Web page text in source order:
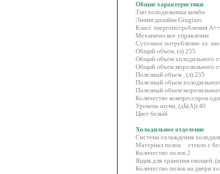
Общие характеристики
Тип холодильника комби
Линия дизайна Giugiaro
Класс энергопотребления A++
Механическое управление
Суточное потребление эл.
Общий объем, (л) 255
Общий объем холодильного
Общий объем морозильного
Полезный объем , (л) 235
Полезный объем
Полезный объем
Количество компрессоров
Уровень шума, (дБ(А)) 40
Цвет белый
Холодильное отделение
Система охлаждения
Материал полок стекло с
Количество полок 2
Ящик для хранения овощей,
Количество полок на двери